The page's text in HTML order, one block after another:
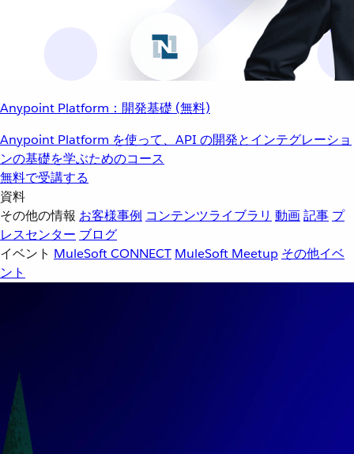
Anypoint Platform：開発基礎 (無料)
Anypoint Platform を使って、API の開発とインテグレーショ
ンの基礎を学ぶためのコース
無料で受講する
資料
その他の情報 お客様事例 コンテンツライブラリ 動画記事 プ
レスセンター ブログ
イベント MuleSoft CONNECT MuleSoft Meetup その他イベ
ント